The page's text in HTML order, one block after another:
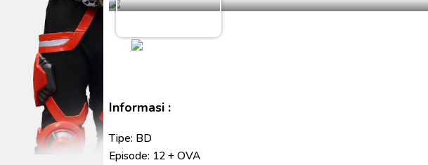
Spider-Noir Subtitle Indonesia
Ultraman Arc The Movie: The Clash of Light and Evil BD
Informasi :
Tipe: BD
Episode: 12 + OVA